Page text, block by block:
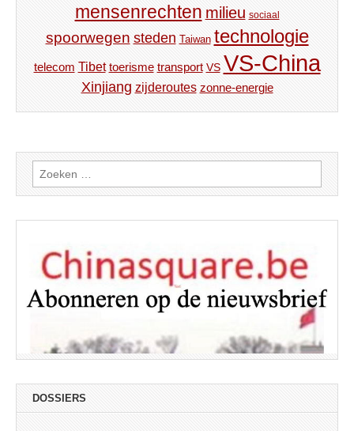
mensenrechten milieu sociaal
spoorwegen steden Taiwan technologie
telecom Tibet toerisme transport VS VS-China
Xinjiang zijderoutes zonne-energie
Zoeken
naar:
DOSSIERS